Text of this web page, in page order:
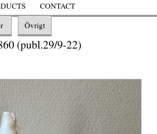
CONTACT
Övrigt
(publ.29/9-22)